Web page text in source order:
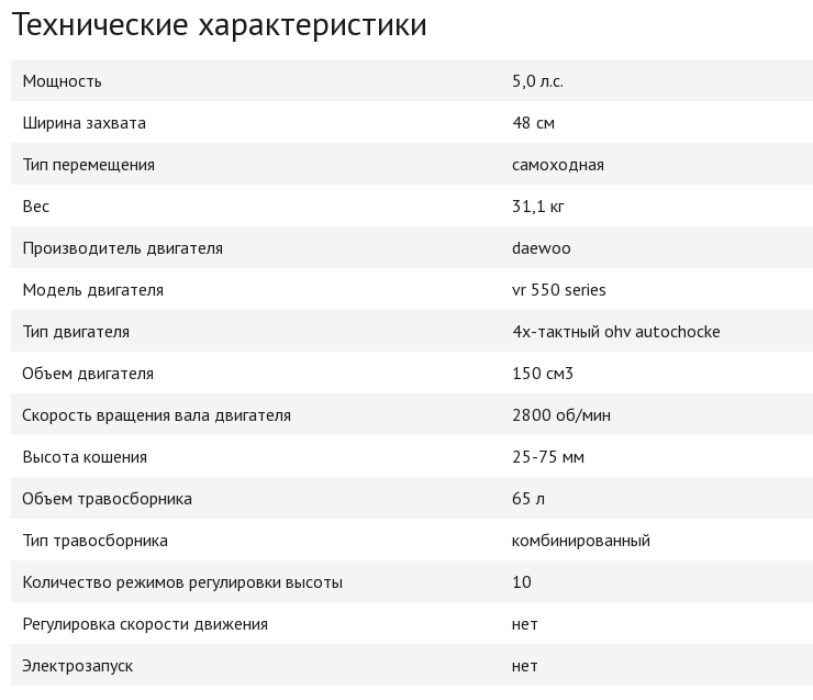
Технические характеристики
Мощность
5,0 л.с.
Ширина захвата
48 см
Тип перемещения
самоходная
Вес
31,1 кг
Производитель двигателя
daewoo
Модель двигателя
vr 550 series
Тип двигателя
4х-тактный ohv autochocke
Объем двигателя
150 см3
Скорость вращения вала двигателя
2800 об/мин
Высота кошения
25-75 мм
Объем травосборника
65 л
Тип травосборника
комбинированный
Количество режимов регулировки высоты
10
Регулировка скорости движения
нет
Электрозапуск
нет